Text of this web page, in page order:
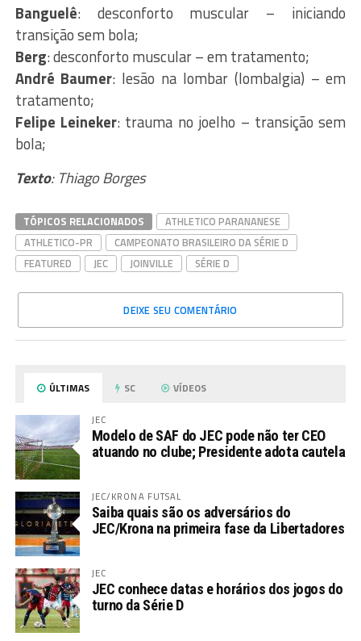
Banguelê: desconforto muscular – iniciando
transição sem bola;
Berg: desconforto muscular – em tratamento;
André Baumer: lesão na lombar (lombalgia) – em
tratamento;
Felipe Leineker: trauma no joelho – transição sem
bola;
Texto: Thiago Borges
TÓPICOS RELACIONADOS
ATHLETICO PARANANESE
ATHLETICO-PR
CAMPEONATO BRASILEIRO DA SÉRIE D
FEATURED
JEC JOINVILLE SÉRIE D
DEIXE SEU COMENTÁRIO
ÚLTIMAS SC VÍDEOS
JEC
Modelo de SAF do JEC pode não ter CEO
atuando no clube; Presidente adota cautela
JEC/KRONA FUTSAL
Saiba quais são os adversários do
JEC/Krona na primeira fase da Libertadores
JEC
JEC conhece datas e horários dos jogos do
turno da Série D